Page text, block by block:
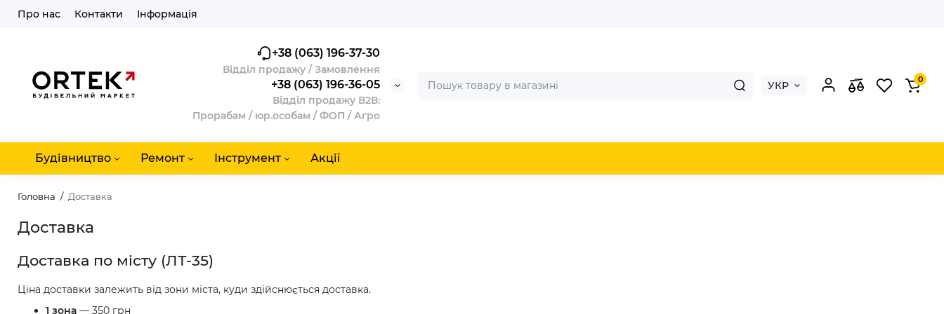
Про нас Контакти Інформація
+38 (063) 196-37-30
Відділ продажу / Замовлення
+38 (063) 196-36-05
Відділ продажу В2В:
Прорабам / юр.особам / ФОП / Агро
УКР 0
Будівництво Ремонт Інструмент Акції
Головна Доставка
Доставка
Доставка по місту (ЛТ-35)
Ціна доставки залежить від зони міста, куди здійснюється доставка.
1 зона — 350 грн